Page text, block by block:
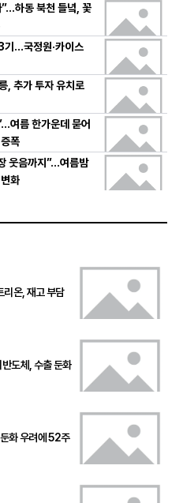
”…하동 북천 들녘, 꽃
기…국정원·카이스
, 추가 투자 유치로
여름 한가운데 묻어
폭
웃음까지”…여름밤
화
온, 재고 부담
도체, 수출 둔화
화 우려에 52주